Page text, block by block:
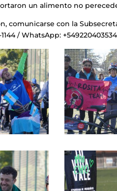
un alimento no
comunicarse con la
/ WhatsApp: